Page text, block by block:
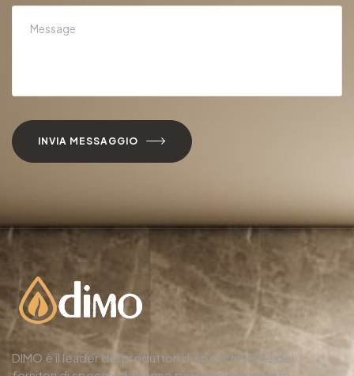
INVIA MESSAGGIO
DIMO è il leader dei produttori di specchi LED e dei